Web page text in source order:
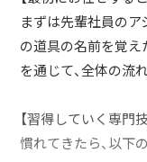
まずは先輩社員の
の道具の名前を覚え
を通じて、全体の流
【習得していく専門技
慣れてきたら、以下